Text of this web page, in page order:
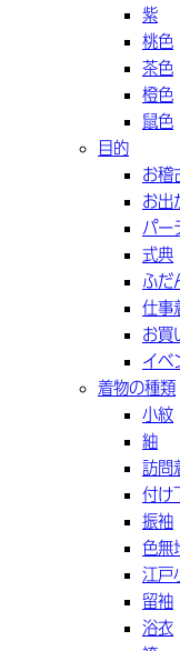
紫
桃色
茶色
橙色
鼠色
目的
お稽
お出
パー
式典
ふだ
仕事
お買
イベ
着物の種類
小紋
紬
訪問
付け
振袖
色無
江戸
留袖
浴衣